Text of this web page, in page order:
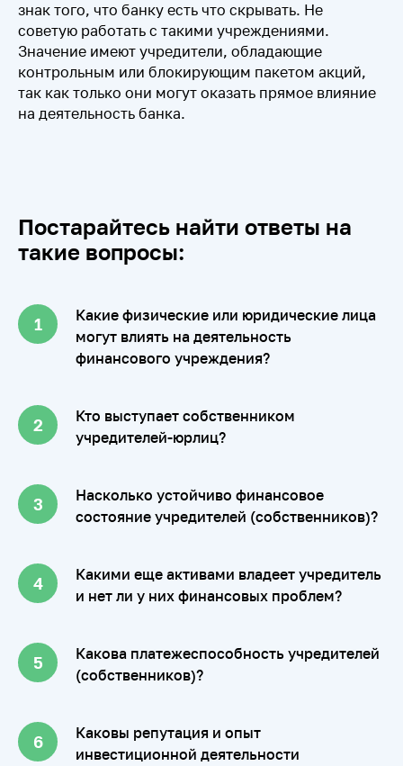
знак того, что банку есть что скрывать. Не
советую работать с такими учреждениями.
Значение имеют учредители, обладающие
контрольным или блокирующим пакетом акций,
так как только они могут оказать прямое влияние
на деятельность банка.
Постарайтесь найти ответы на
такие вопросы:
Какие физические или юридические лица
могут влиять на деятельность
финансового учреждения?
Кто выступает собственником
учредителей-юрлиц?
Насколько устойчиво финансовое
состояние учредителей (собственников)?
Какими еще активами владеет учредитель
и нет ли у них финансовых проблем?
Какова платежеспособность учредителей
(собственников)?
Каковы репутация и опыт
инвестиционной деятельности